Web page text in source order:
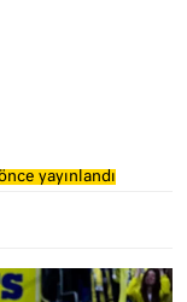
yayınlandı